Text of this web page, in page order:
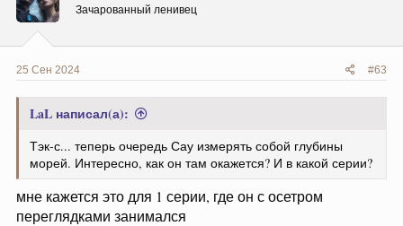
и
:
Зачарованный ленивец
25 Сен 2024 #63
LaL написал(а):
Тэк-с... теперь очередь Сау измерять собой глубины
морей. Интересно, как он там окажется? И в какой серии?
мне кажется это для 1 серии, где он с осетром
переглядками занимался